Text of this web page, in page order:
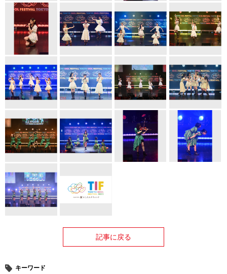
記事に戻る
キーワード